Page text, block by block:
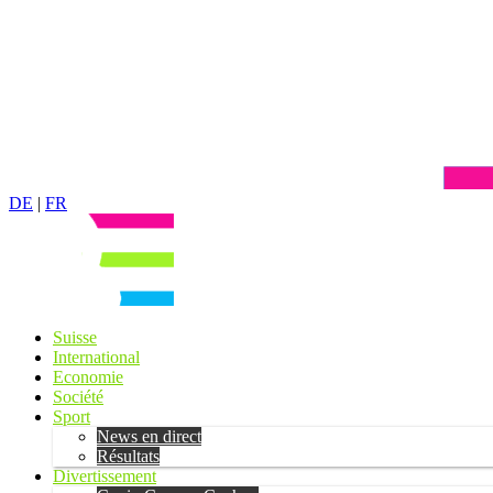
DE | FR
Suisse
International
Economie
Société
Sport
News en direct
Résultats
Divertissement